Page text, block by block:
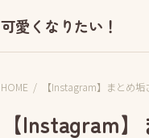
可愛くなりたい！
HOME / 【Instagram】まとめ
【Instagram